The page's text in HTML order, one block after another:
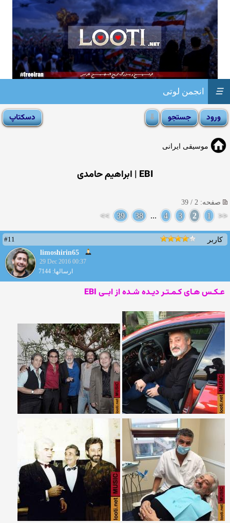
انجمن لوتی ☰
موسیقی ایرانی
EBI | ابراهیم حامدی
صفحه: 2 / 39
<<
1
2
3
4
...
38
39
>>
کاربر
#11
limoshirin65
29 Dec 2016 00:37
ارسالها: 7144
عـکـس هـای کـمـتـر دیـده شـده از ابــی EBI